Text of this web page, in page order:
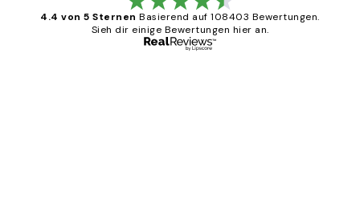
4.4 von 5 Sternen Basierend auf 108403 Bewertungen.
Sieh dir einige Bewertungen hier an.